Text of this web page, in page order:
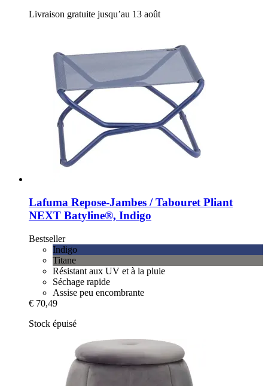
Livraison gratuite jusqu’au 13 août
Lafuma Repose-​Jambes / Tabouret Pliant
NEXT Batyline®, Indigo
Bestseller
Indigo
Titane
Résistant aux UV et à la pluie
Séchage rapide
Assise peu encombrante
€ 70,49
Stock épuisé